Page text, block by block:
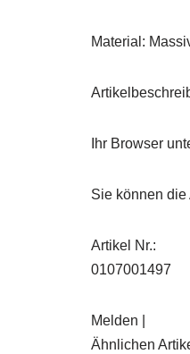
Material:
Ihr Browser
Sie können
Artikel Nr.:
0107001497
Melden |
Ähnlichen